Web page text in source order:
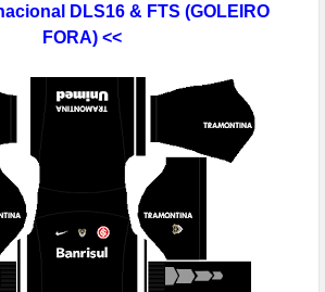
DLS16 & FTS (GOLEIRO
FORA) <<